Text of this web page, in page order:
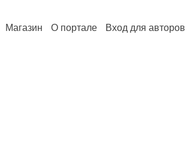
Магазин О портале Вход для авторов